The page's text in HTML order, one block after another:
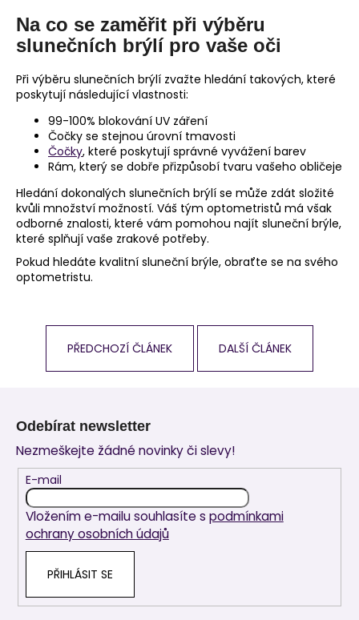
Na co se zaměřit při výběru
slunečních brýlí pro vaše oči
Při výběru slunečních brýlí zvažte hledání takových, které
poskytují následující vlastnosti:
99-100% blokování UV záření
Čočky se stejnou úrovní tmavosti
Čočky, které poskytují správné vyvážení barev
Rám, který se dobře přizpůsobí tvaru vašeho obličeje
Hledání dokonalých slunečních brýlí se může zdát složité
kvůli množství možností. Váš tým optometristů má však
odborné znalosti, které vám pomohou najít sluneční brýle,
které splňují vaše zrakové potřeby.
Pokud hledáte kvalitní sluneční brýle, obraťte se na svého
optometristu.
PŘEDCHOZÍ ČLÁNEK DALŠÍ ČLÁNEK
Odebírat newsletter
Nezmeškejte žádné novinky či slevy!
E-mail
Vložením e-mailu souhlasíte s podmínkami
ochrany osobních údajů
PŘIHLÁSIT SE